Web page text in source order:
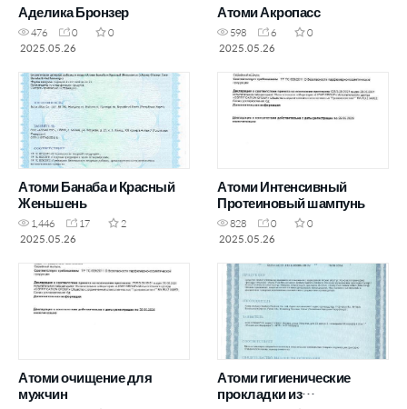
Аделика Бронзер
476 0
0
2025.05.26
Атоми Акропасс
598 6
0
2025.05.26
Атоми Банаба и Красный
Женьшень
1,446 17
2
2025.05.26
Атоми Интенсивный
Протеиновый шампунь
828 0
0
2025.05.26
Атоми очищение для
мужчин
Атоми гигиенические
прокладки из